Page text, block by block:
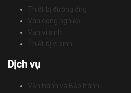
Thiết bị đường ống
Van công nghiệp
Van vi sinh
Thiết bị vi sinh
Dịch vụ
Vận hành và Bảo hành